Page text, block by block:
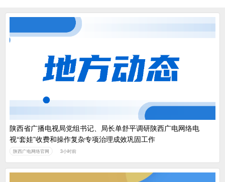
陕西省广播电视局党组书记、局长单舒平调研陕西广电网络电
视“套娃”收费和操作复杂专项治理成效巩固工作
陕西广电网络官网 3小时前